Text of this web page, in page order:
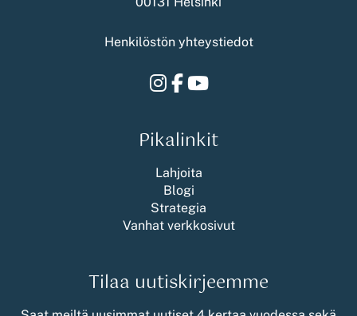
Henkilöstön yhteystiedot
Instagram
Facebook
Youtube
Pikalinkit
Lahjoita
Blogi
Strategia
Vanhat verkkosivut
Tilaa uutiskirjeemme